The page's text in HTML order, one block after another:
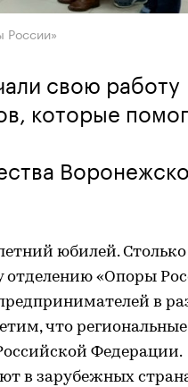
России»
свою работу
которые
юбилей.
отделению «Опоры
в
что региональные
Федерации.
в зарубежных